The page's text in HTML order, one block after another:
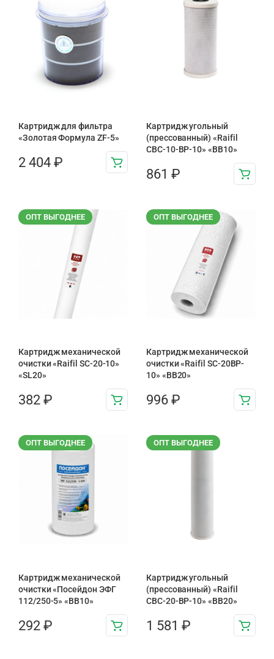
Картридж для фильтра
«Золотая Формула ZF-5»
2 404 ₽
Картридж угольный
(прессованный) «Raifil
CBC-10-BP-10» «BB10»
861 ₽
ОПТ ВЫГОДНЕЕ
Картридж механической
очистки «Raifil SC-20-10»
«SL20»
382 ₽
ОПТ ВЫГОДНЕЕ
Картридж механической
очистки «Raifil SC-20BP-
10» «BB20»
996 ₽
ОПТ ВЫГОДНЕЕ
Картридж механической
очистки «Посейдон ЭФГ
112/250-5» «ВВ10»
292 ₽
ОПТ ВЫГОДНЕЕ
Картридж угольный
(прессованный) «Raifil
CBC-20-BP-10» «BB20»
1 581 ₽